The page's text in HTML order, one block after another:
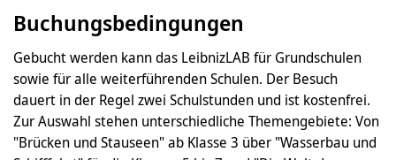
Buchungsbedingungen
Gebucht werden kann das LeibnizLAB für Grundschulen
sowie für alle weiterführenden Schulen. Der Besuch
dauert in der Regel zwei Schulstunden und ist kostenfrei.
Zur Auswahl stehen unterschiedliche Themengebiete: Von
"Brücken und Stauseen" ab Klasse 3 über "Wasserbau und